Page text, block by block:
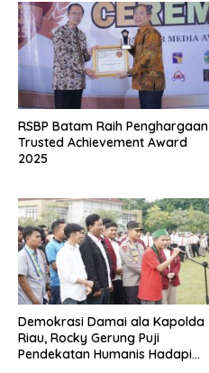
RSBP Batam Raih Penghargaan
Trusted Achievement Award
2025
Demokrasi Damai ala Kapolda
Riau, Rocky Gerung Puji
Pendekatan Humanis Hadapi